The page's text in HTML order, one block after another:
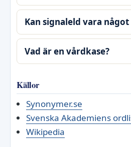
Kan signaleld vara något
Vad är en vårdkase?
Källor
Synonymer.se
Svenska Akademiens
Wikipedia